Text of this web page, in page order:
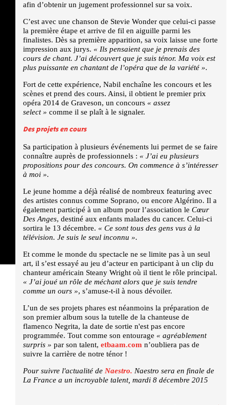
afin d’obtenir un jugement professionnel sur sa voix.
C’est avec une chanson de Stevie Wonder que celui-ci passe
la première étape et arrive de fil en aiguille parmi les
finalistes. Dès sa première apparition, sa voix laisse une forte
impression aux jurys. « Ils pensaient que je prenais des
cours de chant. J’ai découvert que je suis ténor. Ma voix est
plus puissante en chantant de l’opéra que de la variété ».
Fort de cette expérience, Nabil enchaîne les concours et les
scènes et prend des cours. Ainsi, il obtient le premier prix
opéra 2014 de Graveson, un concours « assez
select » comme il se plaît à le signaler.
Des projets en cours
Sa participation à plusieurs événements lui permet de se faire
connaître auprès de professionnels : « J’ai eu plusieurs
propositions pour des concours. On commence à s’intéresser
à moi ».
Le jeune homme a déjà réalisé de nombreux featuring avec
des artistes connus comme Soprano, ou encore Algérino. Il a
également participé à un album pour l’association le Cœur
Des Anges, destiné aux enfants malades du cancer. Celui-ci
sortira le 13 décembre. « Ce sont tous des gens vus à la
télévision. Je suis le seul inconnu ».
Et comme le monde du spectacle ne se limite pas à un seul
art, il s’est essayé au jeu d’acteur en participant à un clip du
chanteur américain Steany Wright où il tient le rôle principal.
« J’ai joué un rôle de méchant alors que je suis tendre
comme un ours », s’amuse-t-il à nous dévoiler.
L’un de ses projets phares est néanmoins la préparation de
son premier album sous la tutelle de la chanteuse de
flamenco Negrita, la date de sortie n'est pas encore
programmée. Tout comme son entourage « agréablement
surpris » par son talent, etbaam.com n’oubliera pas de
suivre la carrière de notre ténor !
Pour suivre l'actualité de Naestro. Naestro sera en finale de
La France a un incroyable talent, mardi 8 décembre 2015